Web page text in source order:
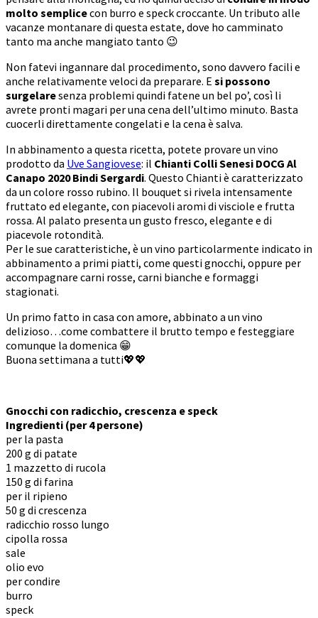
molto semplicecon burro e speck croccante. Un tributo alle
vacanze montanare di questa estate, dove ho camminato
tanto ma anche mangiato tanto 😉
Non fatevi ingannare dal procedimento, sono davvero facili e
anche relativamente veloci da preparare. E si possono
surgelaresenza problemi quindi fatene un bel po’, così li
avrete pronti magari per una cena dell’ultimo minuto. Basta
cuocerli direttamente congelati e la cena è salva.
In abbinamento a questa ricetta, potete provare un vino
prodotto da Uve Sangiovese: il Chianti Colli Senesi DOCG Al
Canapo 2020 Bindi Sergardi. Questo Chianti è caratterizzato
da un colore rosso rubino. Il bouquet si rivela intensamente
fruttato ed elegante, con piacevoli aromi di visciole e frutta
rossa. Al palato presenta un gusto fresco, elegante e di
piacevole rotondità.
Per le sue caratteristiche, è un vino particolarmente indicato in
abbinamento a primi piatti, come questi gnocchi, oppure per
accompagnare carni rosse, carni bianche e formaggi
stagionati.
Un primo fatto in casa con amore, abbinato a un vino
delizioso…come combattere il brutto tempo e festeggiare
comunque la domenica 😁
Buona settimana a tutti💖💖
Gnocchi con radicchio, crescenza e speck
Ingredienti (per 4 persone)
per la pasta
200 g di patate
1 mazzetto di rucola
150 g di farina
per il ripieno
50 g di crescenza
radicchio rosso lungo
cipolla rossa
sale
olio evo
per condire
burro
speck